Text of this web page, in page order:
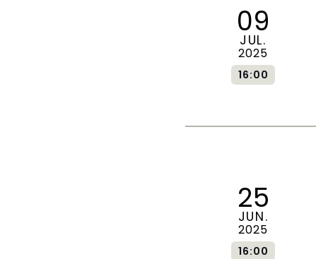
09
JUL.
2025
16:00
25
JUN.
2025
16:00